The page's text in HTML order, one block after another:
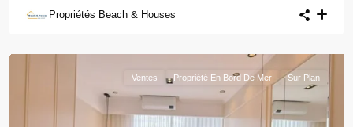
Propriétés Beach & Houses
Ventes Propriété En Bord De Mer Sur Plan